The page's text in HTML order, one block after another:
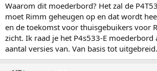
Waarom dit moederbord? Het zal de
moet Rimm geheugen op en dat wordt
en de toekomst voor thuisgebuikers voor
zicht. Ik raad je het P4s533-E moederbord
aantal versies van. Van basis tot uitgebreid.